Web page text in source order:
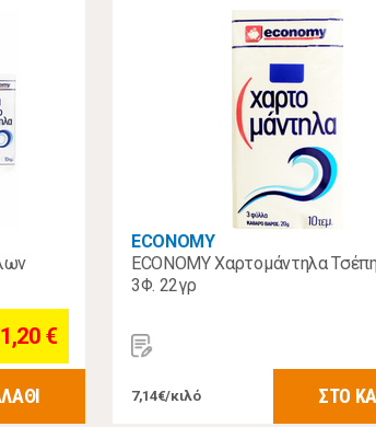
1,20 €
ECONOMY
ECONOMY Χαρτομάντηλα
3Φ. 22γρ
7,14€/κιλό ΣΤΟ